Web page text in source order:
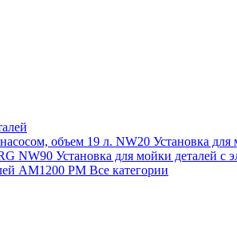
объем 19 л. NW20 Установка
NW90 Установка для мойки деталей с
АМ1200 РМ Все категории